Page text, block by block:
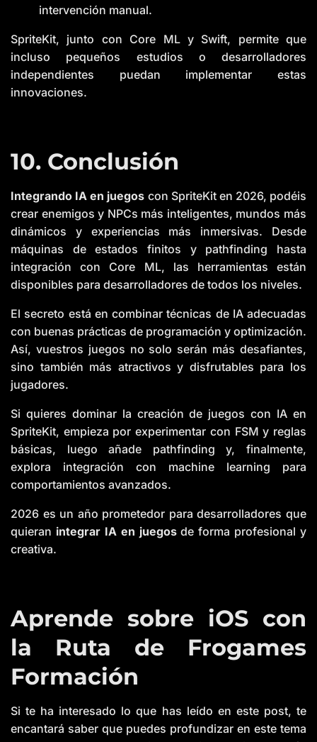
intervención manual.
SpriteKit, junto con Core ML y Swift, permite que
incluso pequeños estudios o desarrolladores
independientes puedan implementar estas
innovaciones.
10. Conclusión
Integrando IA en juegos con SpriteKit en 2026, podéis
crear enemigos y NPCs más inteligentes, mundos más
dinámicos y experiencias más inmersivas. Desde
máquinas de estados finitos y pathfinding hasta
integración con Core ML, las herramientas están
disponibles para desarrolladores de todos los niveles.
El secreto está en combinar técnicas de IA adecuadas
con buenas prácticas de programación y optimización.
Así, vuestros juegos no solo serán más desafiantes,
sino también más atractivos y disfrutables para los
jugadores.
Si quieres dominar la creación de juegos con IA en
SpriteKit, empieza por experimentar con FSM y reglas
básicas, luego añade pathfinding y, finalmente,
explora integración con machine learning para
comportamientos avanzados.
2026 es un año prometedor para desarrolladores que
quieran integrar IA en juegos de forma profesional y
creativa.
Aprende sobre iOS con
la Ruta de Frogames
Formación
Si te ha interesado lo que has leído en este post, te
encantará saber que puedes profundizar en este tema